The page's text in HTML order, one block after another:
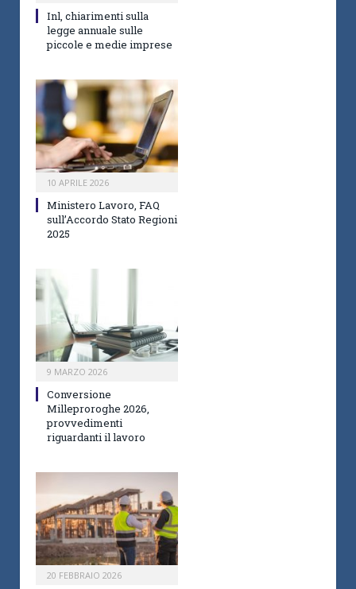
Inl, chiarimenti sulla
legge annuale sulle
piccole e medie imprese
10 APRILE 2026
Ministero Lavoro, FAQ
sull’Accordo Stato Regioni
2025
9 MARZO 2026
Conversione
Milleproroghe 2026,
provvedimenti
riguardanti il lavoro
20 FEBBRAIO 2026